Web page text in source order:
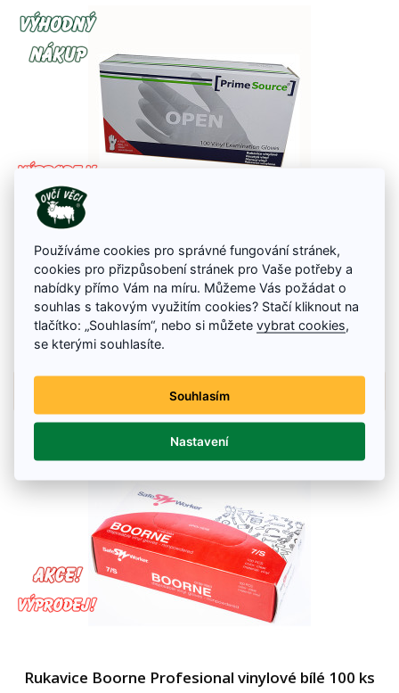
Rukavice Prime Source vinylové bílé 100 ks
Jednorázové vinylové rukavice Prime Source jemně pudrované v bílé
barvě. Rukavice jsou v souladu s EN 455 – 1 – 3, AQL 1.5. Vhodné pro
levou i pravou ruku z přírodního latexu, hypoalergenní.
180 Kč 299 Kč
Detail zboží
Rukavice Boorne Profesional vinylové bílé 100 ks
Používáme cookies pro správné fungování stránek,
cookies pro přizpůsobení stránek pro Vaše potřeby a
nabídky přímo Vám na míru. Můžeme Vás požádat o
souhlas s takovým využitím cookies? Stačí kliknout na
tlačítko: „Souhlasím“, nebo si můžetevybrat cookies,
se kterými souhlasíte.
Souhlasím
Nastavení